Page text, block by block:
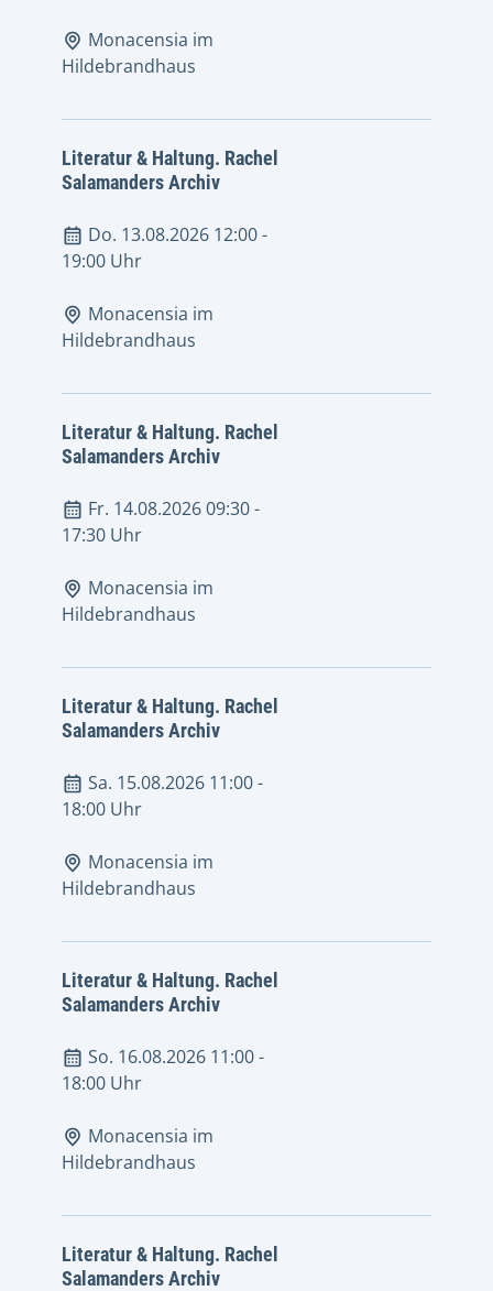
Monacensia im
Hildebrandhaus
Literatur & Haltung. Rachel
Salamanders Archiv
Do. 13.08.2026 12:00-
19:00 Uhr
Monacensia im
Hildebrandhaus
Literatur & Haltung. Rachel
Salamanders Archiv
Fr. 14.08.2026 09:30-
17:30 Uhr
Monacensia im
Hildebrandhaus
Literatur & Haltung. Rachel
Salamanders Archiv
Sa. 15.08.2026 11:00-
18:00 Uhr
Monacensia im
Hildebrandhaus
Literatur & Haltung. Rachel
Salamanders Archiv
So. 16.08.2026 11:00-
18:00 Uhr
Monacensia im
Hildebrandhaus
Literatur & Haltung. Rachel
Salamanders Archiv